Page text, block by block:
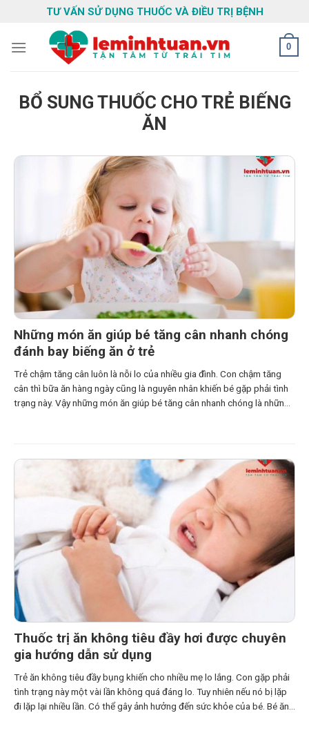
content
TƯ VẤN SỬ DỤNG THUỐC VÀ ĐIỀU TRỊ BỆNH
0
BỔ SUNG THUỐC CHO TRẺ BIẾNG
ĂN
Những món ăn giúp bé tăng cân nhanh chóng
đánh bay biếng ăn ở trẻ
Trẻ chậm tăng cân luôn là nỗi lo của nhiều gia đình. Con chậm tăng
cân thì bữa ăn hàng ngày cũng là nguyên nhân khiến bé gặp phải tình
trạng này. Vậy những món ăn giúp bé tăng cân nhanh chóng là những
Thuốc trị ăn không tiêu đầy hơi được chuyên
gia hướng dẫn sử dụng
Trẻ ăn không tiêu đầy bụng khiến cho nhiều mẹ lo lắng. Con gặp phải
tình trạng này một vài lần không quá đáng lo. Tuy nhiên nếu nó bị lặp
đi lặp lại nhiều lần. Có thể gây ảnh hưởng đến sức khỏe của bé. Bé ăn